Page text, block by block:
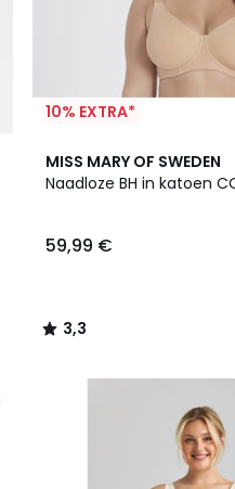
10% EXTRA*
MISS MARY OF SWEDEN
Naadloze BH in katoen
59,99 €
3,3
/ 5
3,3
/